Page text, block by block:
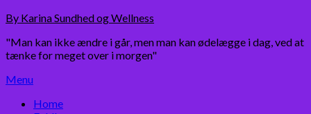
Skip
content
By Karina Sundhed og Wellness
"Man kan ikke ændre i går, men man kan ødelægge i dag, ved at
tænke for meget over i morgen"
Menu
Home